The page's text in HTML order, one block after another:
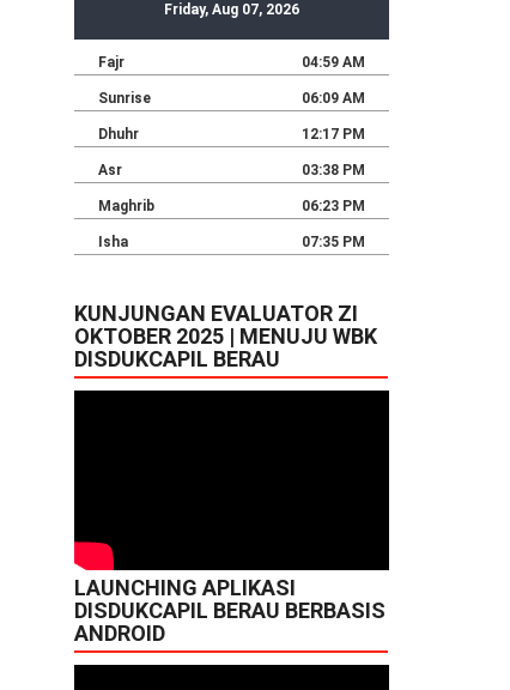
KUNJUNGAN EVALUATOR ZI
OKTOBER 2025 | MENUJU WBK
DISDUKCAPIL BERAU
LAUNCHING APLIKASI
DISDUKCAPIL BERAU BERBASIS
ANDROID